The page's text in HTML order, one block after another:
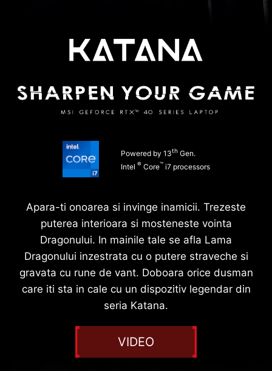
Powered by 13thGen.
Intel ®Core™i7 processors
Apara-ti onoarea si invinge inamicii. Trezeste
puterea interioara si mosteneste vointa
Dragonului. In mainile tale se afla Lama
Dragonului inzestrata cu o putere straveche si
gravata cu rune de vant. Doboara orice dusman
care iti sta in cale cu un dispozitiv legendar din
seria Katana.
VIDEO